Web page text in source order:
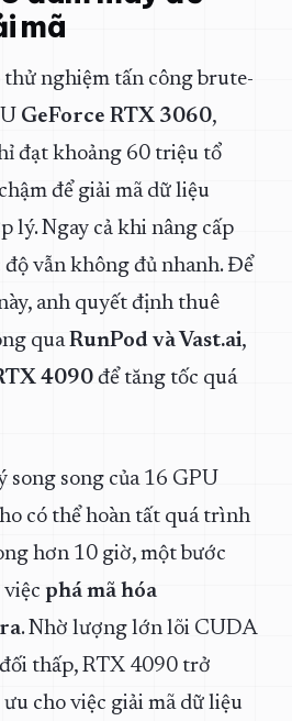
mã
thử nghiệm tấn công brute-
GeForce RTX 3060,
đạt khoảng 60 triệu tổ
để giải mã dữ liệu
lý. Ngay cả khi nâng cấp
vẫn không đủ nhanh. Để
anh quyết định thuê
quaRunPod và Vast.ai,
4090 để tăng tốc quá
song song của 16 GPU
có thể hoàn tất quá trình
hơn 10 giờ, một bước
phá mã hóa
. Nhờ lượng lớn lõi CUDA
thấp, RTX 4090 trở
cho việc giải mã dữ liệu